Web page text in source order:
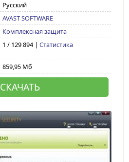
Русский
AVAST SOFTWARE
Комплексная защита
1 / 129 894 | Статистика
859,95 Мб
СКАЧАТЬ